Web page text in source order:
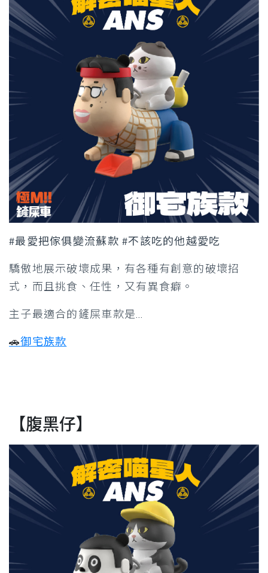
#最愛把傢俱變流蘇款 #不該吃的他越愛吃
驕傲地展示破壞成果，有各種有創意的破壞招
式，而且挑食、任性，又有異食癖。
主子最適合的鏟屎車款是…
🚗御宅族款
【腹黑仔】